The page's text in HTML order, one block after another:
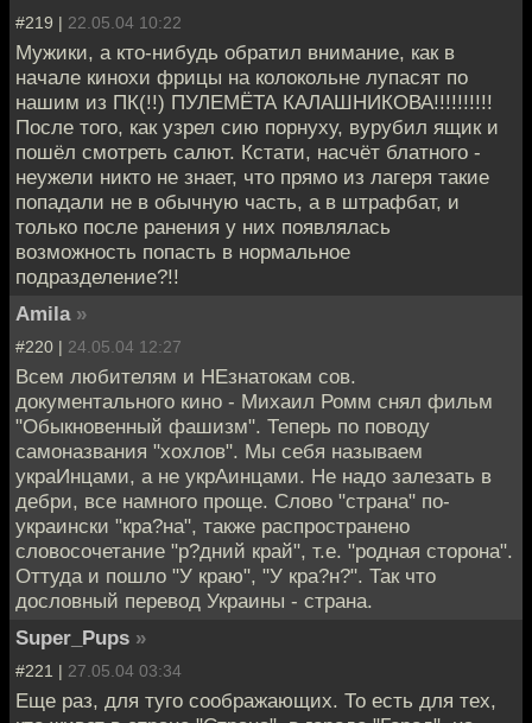
#219 | 22.05.04 10:22
Мужики, а кто-нибудь обратил внимание, как в
начале кинохи фрицы на колокольне лупасят по
нашим из ПК(!!) ПУЛЕМЁТА КАЛАШНИКОВА!!!!!!!!!!
После того, как узрел сию порнуху, вурубил ящик и
пошёл смотреть салют. Кстати, насчёт блатного -
неужели никто не знает, что прямо из лагеря такие
попадали не в обычную часть, а в штрафбат, и
только после ранения у них появлялась
возможность попасть в нормальное
подразделение?!!
Amila »
#220 | 24.05.04 12:27
Всем любителям и НЕзнатокам сов.
документального кино - Михаил Ромм снял фильм
"Обыкновенный фашизм". Теперь по поводу
самоназвания "хохлов". Мы себя называем
украИнцами, а не укрАинцами. Не надо залезать в
дебри, все намного проще. Слово "страна" по-
украински "кра?на", также распространено
словосочетание "р?дний край", т.е. "родная сторона".
Оттуда и пошло "У краю", "У кра?н?". Так что
дословный перевод Украины - страна.
Super_Pups »
#221 | 27.05.04 03:34
Еще раз, для туго соображающих. То есть для тех,